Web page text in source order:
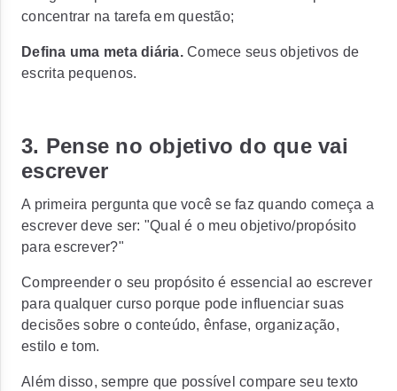
concentrar na tarefa em questão;
Defina uma meta diária.Comece seus objetivos de
escrita pequenos.
3. Pense no objetivo do que vai
escrever
A primeira pergunta que você se faz quando começa a
escrever deve ser: "Qual é o meu objetivo/propósito
para escrever?"
Compreender o seu propósito é essencial ao escrever
para qualquer curso porque pode influenciar suas
decisões sobre o conteúdo, ênfase, organização,
estilo e tom.
Além disso, sempre que possível compare seu texto